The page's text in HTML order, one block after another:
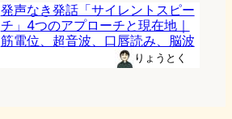
発声なき発話「サイレントスピー
チ」4つのアプローチと現在地｜
筋電位、超音波、口唇読み、脳波
りょうとく